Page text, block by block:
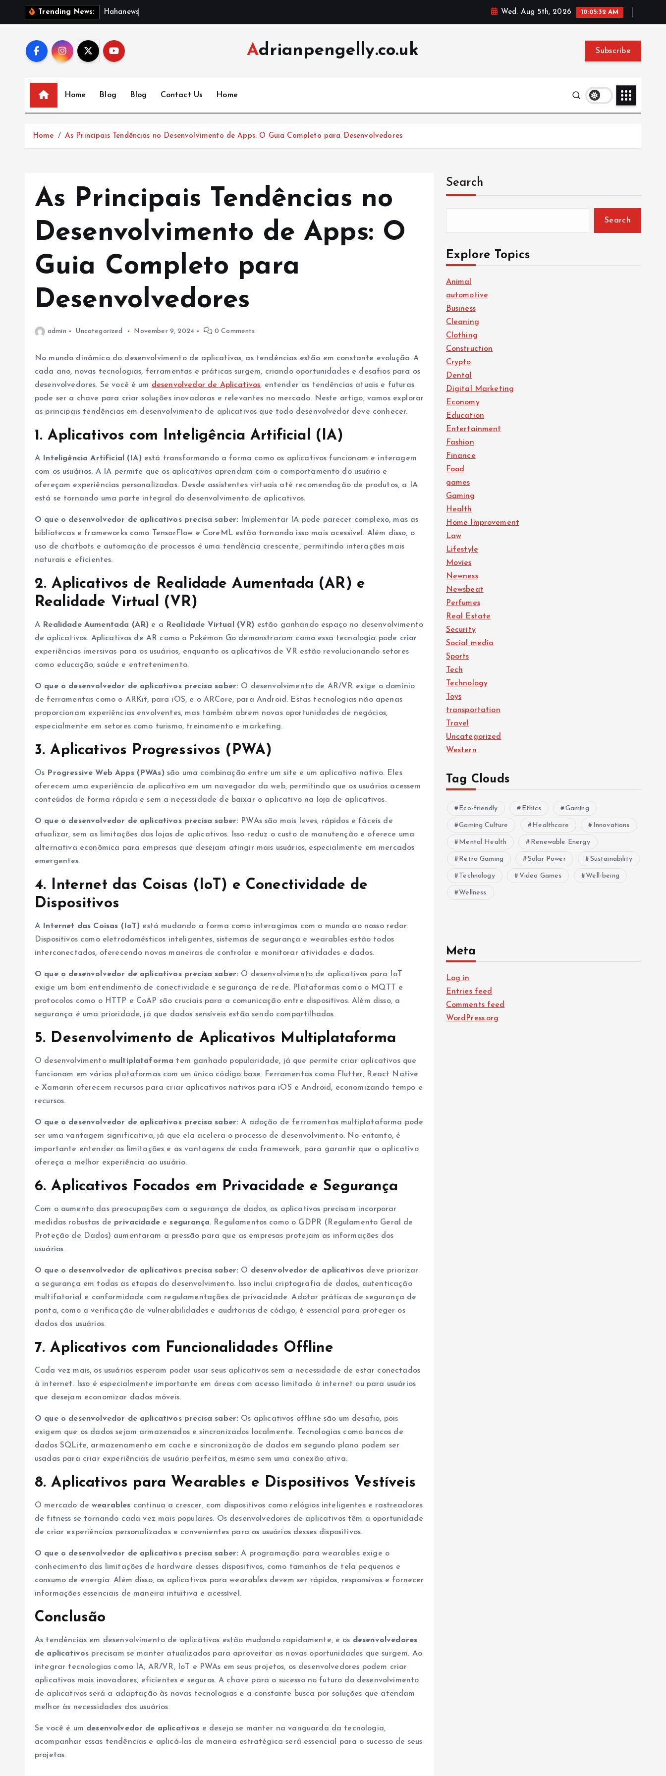
Trending News: H a han ews Wed. Aug 5th, 2026 10:05:33 AM
Adrianpengelly.co.uk Subscribe
Home Blog Blog Contact Us Home
Home As Principais Tendências no Desenvolvimento de Apps: O Guia Completo para Desenvolvedores
As Principais Tendências no
Desenvolvimento de Apps: O
Guia Completo para
Desenvolvedores
admin Uncategorized November 9, 2024 0 Comments
No mundo dinâmico do desenvolvimento de aplicativos, as tendências estão em constante evolução. A
cada ano, novas tecnologias, ferramentas e práticas surgem, criando oportunidades e desafios para os
desenvolvedores. Se você é um desenvolvedor de Aplicativos, entender as tendências atuais e futuras
pode ser a chave para criar soluções inovadoras e relevantes no mercado. Neste artigo, vamos explorar
as principais tendências em desenvolvimento de aplicativos que todo desenvolvedor deve conhecer.
1. Aplicativos com Inteligência Artificial (IA)
A Inteligência Artificial (IA)está transformando a forma como os aplicativos funcionam e interagem
com os usuários. A IA permite que os aplicativos aprendam com o comportamento do usuário e
ofereçam experiências personalizadas. Desde assistentes virtuais até recomendação de produtos, a IA
está se tornando uma parte integral do desenvolvimento de aplicativos.
O que o desenvolvedor de aplicativos precisa saber: Implementar IA pode parecer complexo, mas as
bibliotecas e frameworks como TensorFlow e CoreML estão tornando isso mais acessível. Além disso, o
uso de chatbots e automação de processos é uma tendência crescente, permitindo interações mais
naturais e eficientes.
2. Aplicativos de Realidade Aumentada (AR) e
Realidade Virtual (VR)
A Realidade Aumentada (AR) e a Realidade Virtual (VR) estão ganhando espaço no desenvolvimento
de aplicativos. Aplicativos de AR como o Pokémon Go demonstraram como essa tecnologia pode criar
experiências imersivas para os usuários, enquanto os aplicativos de VR estão revolucionando setores
como educação, saúde e entretenimento.
O que o desenvolvedor de aplicativos precisa saber: O desenvolvimento de AR/VR exige o domínio
de ferramentas como o ARKit, para iOS, e o ARCore, para Android. Estas tecnologias não apenas
proporcionam experiências envolventes, mas também abrem novas oportunidades de negócios,
especialmente em setores como turismo, treinamento e marketing.
3. Aplicativos Progressivos (PWA)
Os Progressive Web Apps (PWAs)são uma combinação entre um site e um aplicativo nativo. Eles
oferecem uma experiência de aplicativo em um navegador da web, permitindo que os usuários acessem
conteúdos de forma rápida e sem a necessidade de baixar o aplicativo na loja de aplicativos.
O que o desenvolvedor de aplicativos precisa saber: PWAs são mais leves, rápidos e fáceis de
atualizar, sem as limitações das lojas de aplicativos. Isso reduz o custo de manutenção e oferece uma
alternativa econômica para empresas que desejam atingir mais usuários, especialmente em mercados
emergentes.
4. Internet das Coisas (IoT) e Conectividade de
Dispositivos
A Internet das Coisas (IoT) está mudando a forma como interagimos com o mundo ao nosso redor.
Dispositivos como eletrodomésticos inteligentes, sistemas de segurança e wearables estão todos
interconectados, oferecendo novas maneiras de controlar e monitorar atividades e dados.
O que o desenvolvedor de aplicativos precisa saber: O desenvolvimento de aplicativos para IoT
exige um bom entendimento de conectividade e segurança de rede. Plataformas como o MQTT e
protocolos como o HTTP e CoAP são cruciais para a comunicação entre dispositivos. Além disso, a
segurança é uma prioridade, já que dados sensíveis estão sendo compartilhados.
5. Desenvolvimento de Aplicativos Multiplataforma
O desenvolvimento multiplataforma tem ganhado popularidade, já que permite criar aplicativos que
funcionam em várias plataformas com um único código base. Ferramentas como Flutter, React Native
e Xamarin oferecem recursos para criar aplicativos nativos para iOS e Android, economizando tempo e
recursos.
O que o desenvolvedor de aplicativos precisa saber: A adoção de ferramentas multiplataforma pode
ser uma vantagem significativa, já que ela acelera o processo de desenvolvimento. No entanto, é
importante entender as limitações e as vantagens de cada framework, para garantir que o aplicativo
ofereça a melhor experiência ao usuário.
6. Aplicativos Focados em Privacidade e Segurança
Com o aumento das preocupações com a segurança de dados, os aplicativos precisam incorporar
medidas robustas de privacidadee segurança. Regulamentos como o GDPR (Regulamento Geral de
Proteção de Dados) aumentaram a pressão para que as empresas protejam as informações dos
usuários.
O que o desenvolvedor de aplicativos precisa saber: O desenvolvedor de aplicativos deve priorizar
a segurança em todas as etapas do desenvolvimento. Isso inclui criptografia de dados, autenticação
multifatorial e conformidade com regulamentações de privacidade. Adotar práticas de segurança de
ponta, como a verificação de vulnerabilidades e auditorias de código, é essencial para proteger os
dados dos usuários.
7. Aplicativos com Funcionalidades Offline
Cada vez mais, os usuários esperam poder usar seus aplicativos sem a necessidade de estar conectados
à internet. Isso é especialmente importante em áreas com acesso limitado à internet ou para usuários
que desejam economizar dados móveis.
O que o desenvolvedor de aplicativos precisa saber: Os aplicativos offline são um desafio, pois
exigem que os dados sejam armazenados e sincronizados localmente. Tecnologias como bancos de
dados SQLite, armazenamento em cache e sincronização de dados em segundo plano podem ser
usadas para criar experiências de usuário perfeitas, mesmo sem uma conexão ativa.
8. Aplicativos para Wearables e Dispositivos Vestíveis
O mercado dewearables continua a crescer, com dispositivos como relógios inteligentes e rastreadores
de fitness se tornando cada vez mais populares. Os desenvolvedores de aplicativos têm a oportunidade
de criar experiências personalizadas e convenientes para os usuários desses dispositivos.
O que o desenvolvedor de aplicativos precisa saber: A programação para wearables exige o
conhecimento das limitações de hardware desses dispositivos, como tamanhos de tela pequenos e
consumo de energia. Além disso, os aplicativos para wearables devem ser rápidos, responsivos e fornecer
informações essenciais de maneira intuitiva e acessível.
Conclusão
As tendências em desenvolvimento de aplicativos estão mudando rapidamente, e os desenvolvedores
de aplicativos precisam se manter atualizados para aproveitar as novas oportunidades que surgem. Ao
integrar tecnologias como IA, AR/VR, IoT e PWAs em seus projetos, os desenvolvedores podem criar
aplicativos mais inovadores, eficientes e seguros. A chave para o sucesso no futuro do desenvolvimento
de aplicativos será a adaptação às novas tecnologias e a constante busca por soluções que atendam
melhor às necessidades dos usuários.
Se você é um desenvolvedor de aplicativos e deseja se manter na vanguarda da tecnologia,
acompanhar essas tendências e aplicá-las de maneira estratégica será essencial para o sucesso de seus
projetos.
Search
Search
Explore Topics
Animal
automotive
Business
Cleaning
Clothing
Construction
Crypto
Dental
Digital Marketing
Economy
Education
Entertainment
Fashion
Finance
Food
games
Gaming
Health
Home Improvement
Law
Lifestyle
Movies
Newness
Newsbeat
Perfumes
Real Estate
Security
Social media
Sports
Tech
Technology
Toys
transportation
Travel
Uncategorized
Western
Tag Clouds
Eco-friendly Ethics Gaming
Gaming Culture Healthcare Innovations
Mental Health Renewable Energy
Retro Gaming Solar Power Sustainability
Technology Video Games Well-being
Wellness
Meta
Log in
Entries feed
Comments feed
WordPress.org